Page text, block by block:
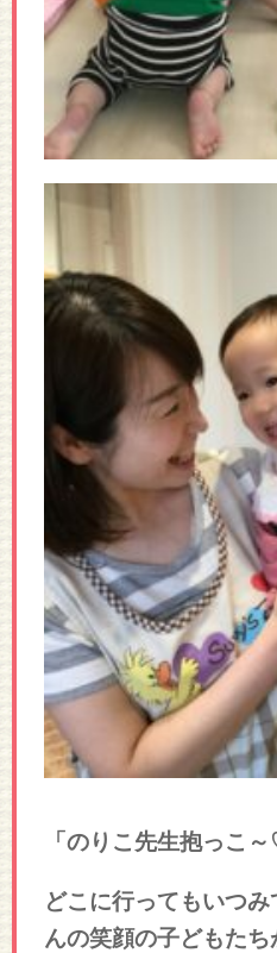
「のりこ先生抱っこ～
どこに行ってもいつ
んの笑顔の子どもたち